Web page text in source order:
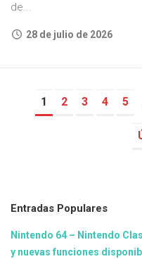
de...
28 de julio de 2026
1 2 3 4 5
Entradas Populares
Nintendo 64 – Nintendo
y nuevas funciones